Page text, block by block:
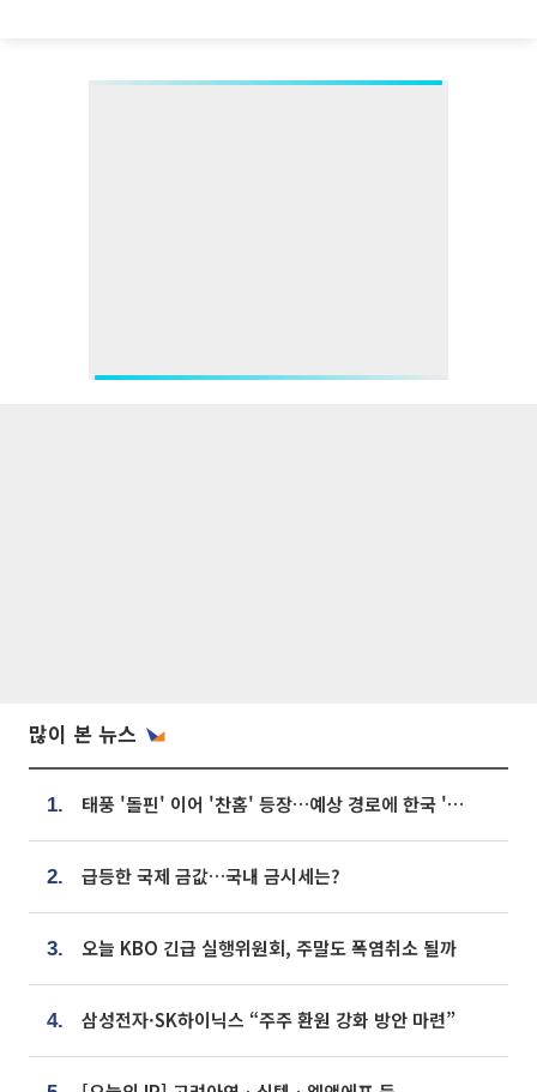
많이 본 뉴스
1. 태풍 '돌핀' 이어 '찬홈' 등장…예상 경로에 한국 '한숨'
2. 급등한 국제 금값…국내 금시세는?
3. 오늘 KBO 긴급 실행위원회, 주말도 폭염취소 될까
4. 삼성전자·SK하이닉스 “주주 환원 강화 방안 마련”